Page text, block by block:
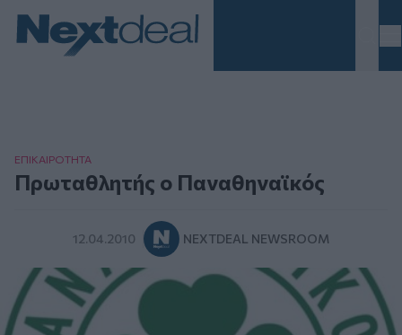
ΕΠΙΚΑΙΡΟΤΗΤΑ
Πρωταθλητής ο Παναθηναϊκός
12.04.2010 NEXTDEAL NEWSROOM